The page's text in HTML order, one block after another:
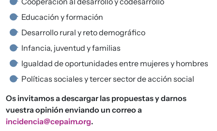
Educación y formación
Desarrollo rural y reto demográfico
Infancia, juventud y familias
Igualdad de oportunidades entre mujeres y hombres
Políticas sociales y tercer sector de acción social
Os invitamos a descargar las propuestas y darnos
vuestra opinión enviando un correo a
incidencia@cepaim.org.